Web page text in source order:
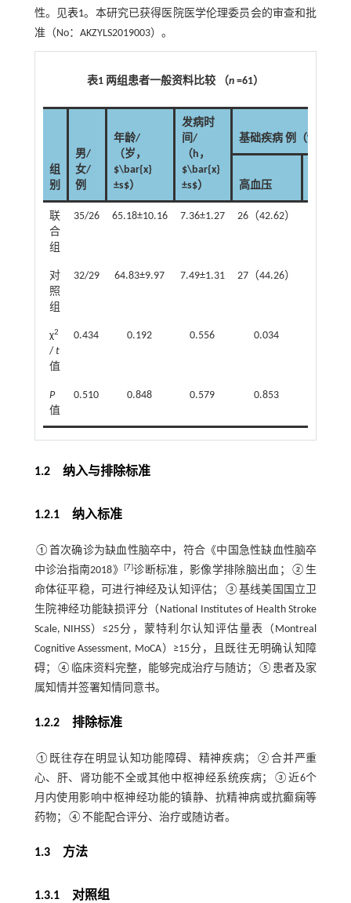
性。见表1。本研究已获得医院医学伦理委员会的审查和批
准（No：AKZYLS2019003）。
表1 两组患者一般资料比较 （n=61）
组
别
男/
女/
例
年龄/
（岁，
$\bar{x}
±s$）
发病时
间/
（h，
$\bar{x}
±s$）
基础疾病 例（%）
高血压
联
合
组
35/26 65.18±10.16 7.36±1.27 26（42.62）
对
照
组
32/29 64.83±9.97 7.49±1.31 27（44.26）
χ2
/ t
值
0.434 0.192 0.556 0.034
P
值
0.510 0.848 0.579 0.853
1.2 纳入与排除标准
1.2.1 纳入标准
①首次确诊为缺血性脑卒中，符合《中国急性缺血性脑卒
中诊治指南2018》
[7]诊断标准，影像学排除脑出血；②生
命体征平稳，可进行神经及认知评估；③基线美国国立卫
生院神经功能缺损评分（National Institutes of Health Stroke
Scale, NIHSS）≤25分，蒙特利尔认知评估量表（Montreal
Cognitive Assessment, MoCA）≥15分，且既往无明确认知障
碍；④临床资料完整，能够完成治疗与随访；⑤患者及家
属知情并签署知情同意书。
1.2.2 排除标准
①既往存在明显认知功能障碍、精神疾病；②合并严重
心、肝、肾功能不全或其他中枢神经系统疾病；③近6个
月内使用影响中枢神经功能的镇静、抗精神病或抗癫痫等
药物；④不能配合评分、治疗或随访者。
1.3 方法
1.3.1 对照组